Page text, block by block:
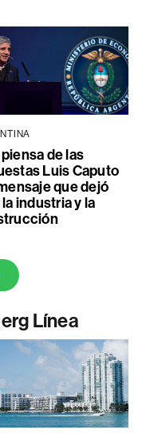
de las
Luis Caputo
que dejó
industria y la
Línea